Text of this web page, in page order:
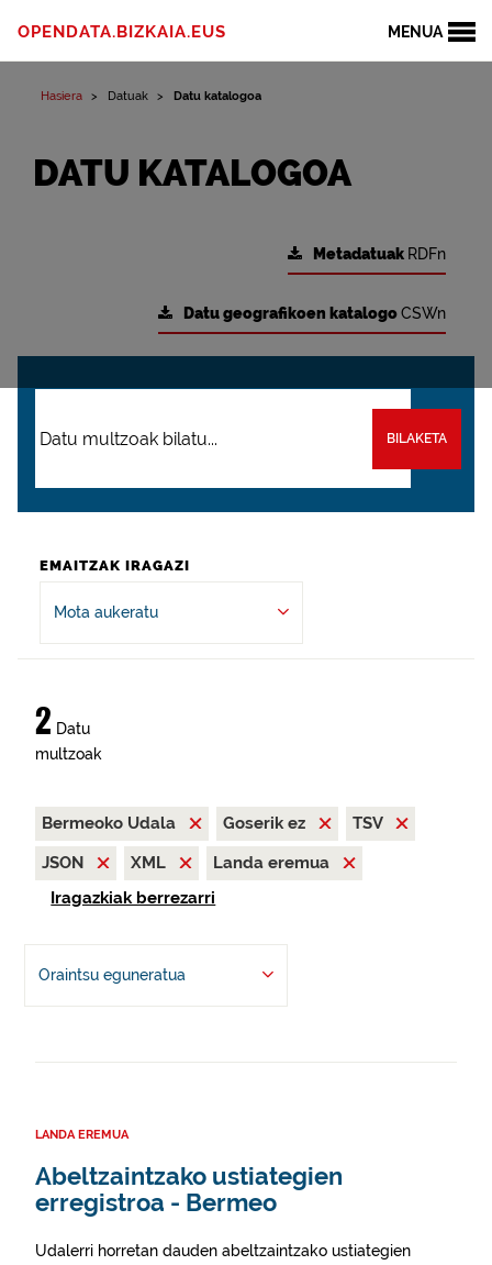
MENUA
OPENDATA.BIZKAIA.EUS
Hasiera Datuak Datu katalogoa
DATU KATALOGOA
Metadatuak RDFn
Datu geografikoen katalogoCSWn
BILAKETA
EMAITZAK IRAGAZI
Mota aukeratu
2 Datu
multzoak
Bermeoko Udala Goserik ez
TSV
JSON
XML
Landa eremua
Iragazkiak berrezarri
Oraintsu eguneratua
LANDA EREMUA
Abeltzaintzako ustiategien
erregistroa - Bermeo
Udalerri horretan dauden abeltzaintzako ustiategien